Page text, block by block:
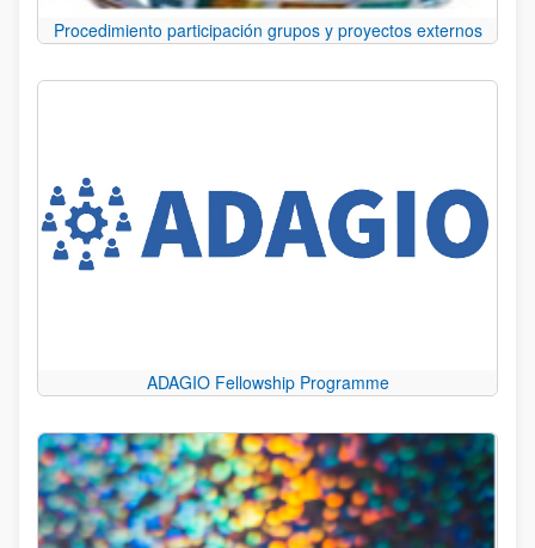
Procedimiento participación grupos y proyectos externos
ADAGIO Fellowship Programme